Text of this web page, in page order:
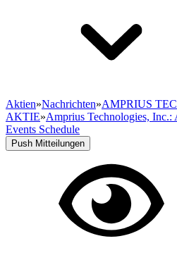
Aktien»Nachrichten»AMPRIUS
AKTIE»Amprius Technologies, Inc.:
Events Schedule
Push Mitteilungen